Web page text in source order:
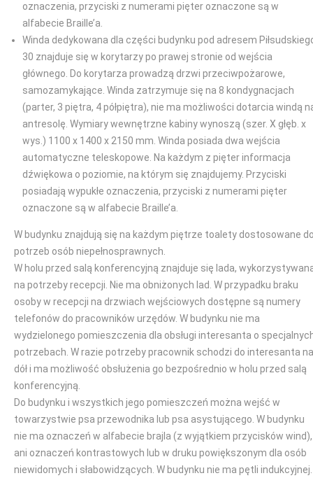
oznaczenia, przyciski z numerami pięter oznaczone są w
alfabecie Braille’a.
Winda dedykowana dla części budynku pod adresem
30 znajduje się w korytarzy po prawej stronie od wejścia
głównego. Do korytarza prowadzą drzwi przeciwpożarowe,
samozamykające. Winda zatrzymuje się na 8 kondygnacjach
(parter, 3 piętra, 4 półpiętra), nie ma możliwości dotarcia windą
antresolę. Wymiary wewnętrzne kabiny wynoszą (szer. X głęb. x
wys.) 1100 x 1400 x 2150 mm. Winda posiada dwa wejścia
automatyczne teleskopowe. Na każdym z pięter informacja
dźwiękowa o poziomie, na którym się znajdujemy. Przyciski
posiadają wypukłe oznaczenia, przyciski z numerami pięter
oznaczone są w alfabecie Braille’a.
W budynku znajdują się na każdym piętrze toalety dostosowane
potrzeb osób niepełnosprawnych.
W holu przed salą konferencyjną znajduje się lada,
na potrzeby recepcji. Nie ma obniżonych lad. W przypadku braku
osoby w recepcji na drzwiach wejściowych dostępne są numery
telefonów do pracowników urzędów. W budynku nie ma
wydzielonego pomieszczenia dla obsługi interesanta o
potrzebach. W razie potrzeby pracownik schodzi do interesanta na
dół i ma możliwość obsłużenia go bezpośrednio w holu przed salą
konferencyjną.
Do budynku i wszystkich jego pomieszczeń można wejść w
towarzystwie psa przewodnika lub psa asystującego. W budynku
nie ma oznaczeń w alfabecie brajla (z wyjątkiem przycisków wind),
ani oznaczeń kontrastowych lub w druku powiększonym dla osób
niewidomych i słabowidzących. W budynku nie ma pętli indukcyjnej.